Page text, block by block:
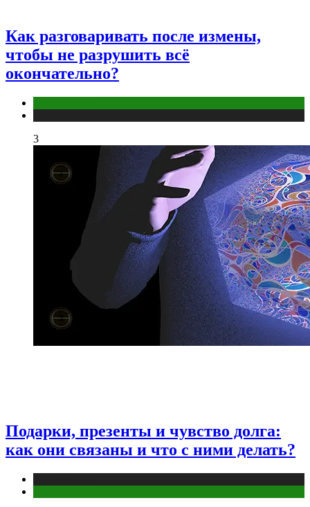
Как разговаривать после измены,
чтобы не разрушить всё
окончательно?
3
Подарки, презенты и чувство долга:
как они связаны и что с ними делать?